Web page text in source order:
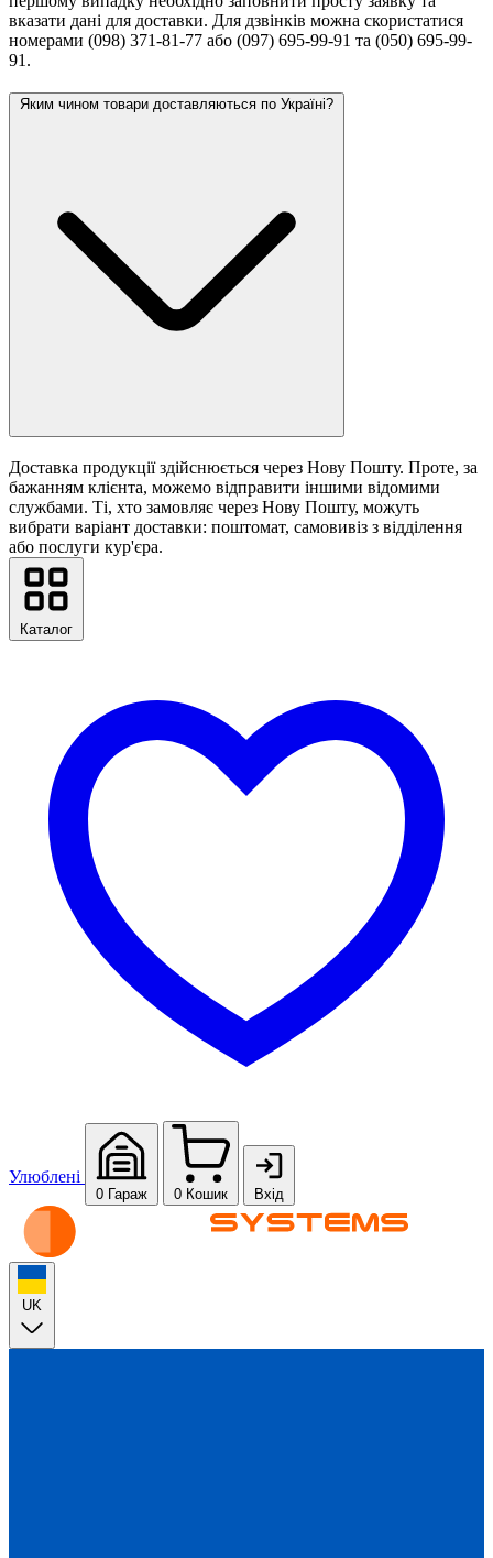
вказати дані для доставки. Для дзвінків можна скористатися
номерами (098) 371-81-77 або (097) 695-99-91 та (050) 695-99-
91.
Яким чином товари доставляються по Україні?
Доставка продукції здійснюється через Нову Пошту. Проте, за
бажанням клієнта, можемо відправити іншими відомими
службами. Ті, хто замовляє через Нову Пошту, можуть
вибрати варіант доставки: поштомат, самовивіз з відділення
або послуги кур'єра.
Каталог
Улюблені
0 Гараж 0 Кошик Вхід